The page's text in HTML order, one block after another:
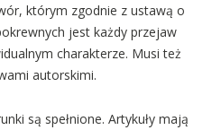
którym zgodnie z ustawą o
jest każdy przejaw
charakterze. Musi też
autorskimi.
są spełnione. Artykuły mają